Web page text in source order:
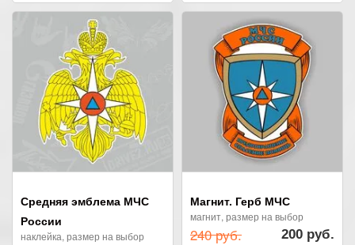
Средняя эмблема МЧС
России
наклейка, размер на выбор
Магнит. Герб МЧС
магнит, размер на выбор
240 руб.
200 руб.